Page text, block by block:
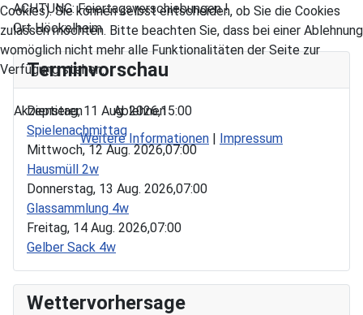
ACHTUNG: Feiertagsverschiebungen !
OrtHöckelheim
Terminvorschau
Dienstag, 11 Aug. 2026,15:00
Spielenachmittag
Mittwoch, 12 Aug. 2026,07:00
Hausmüll 2w
Donnerstag, 13 Aug. 2026,07:00
Glassammlung 4w
Freitag, 14 Aug. 2026,07:00
Gelber Sack 4w
Wettervorhersage
Cookies). Sie können selbst entscheiden, ob Sie die Cookies
zulassen möchten. Bitte beachten Sie, dass bei einer Ablehnung
womöglich nicht mehr alle Funktionalitäten der Seite zur
Verfügung stehen.
Akzeptieren
Ablehnen
Weitere Informationen | Impressum